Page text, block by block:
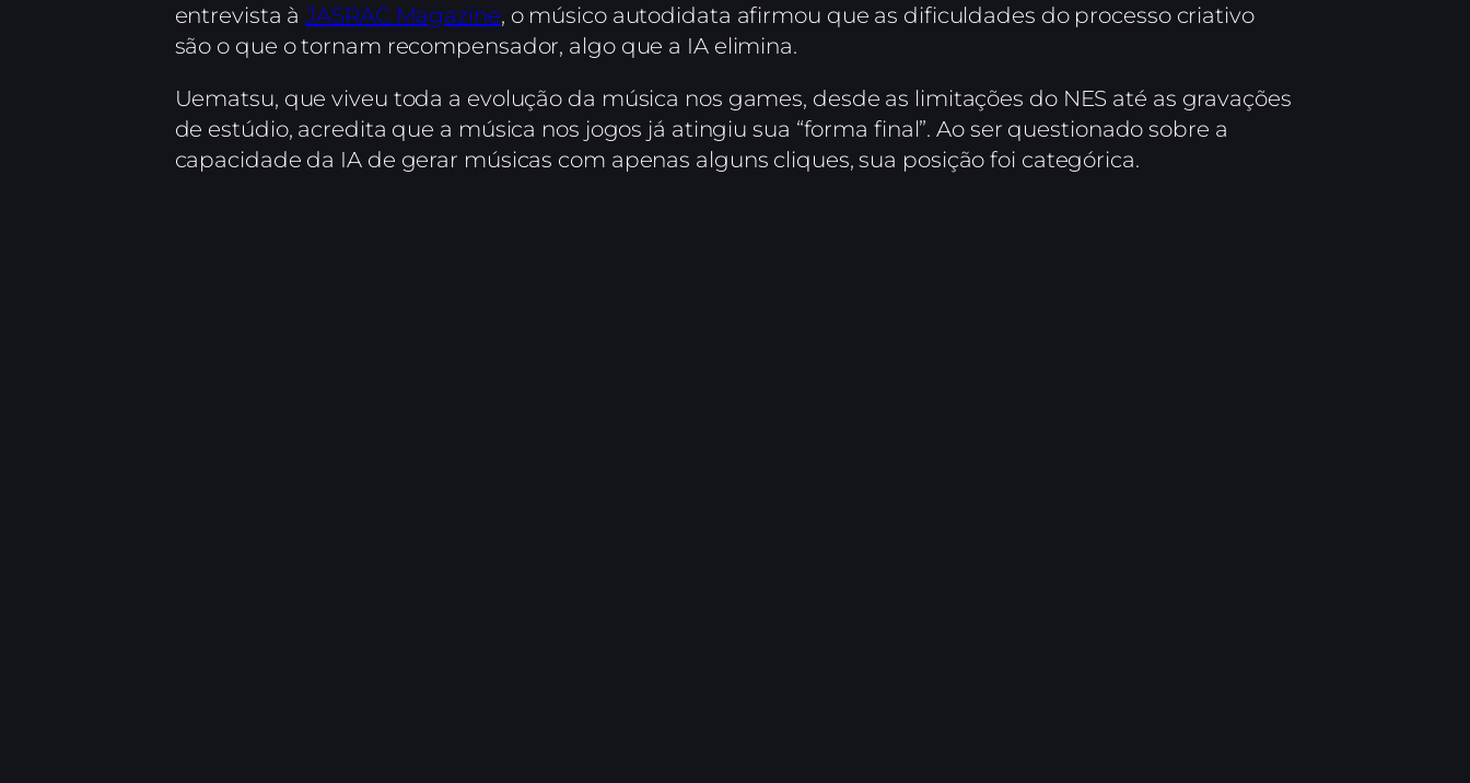
entrevista àJASRAC Magazine, o músico autodidata afirmou que as dificuldades do processo criativo
são o que o tornam recompensador, algo que a IA elimina.
Uematsu, que viveu toda a evolução da música nos games, desde as limitações do NES até as gravações
de estúdio, acredita que a música nos jogos já atingiu sua “forma final”. Ao ser questionado sobre a
capacidade da IA de gerar músicas com apenas alguns cliques, sua posição foi categórica.